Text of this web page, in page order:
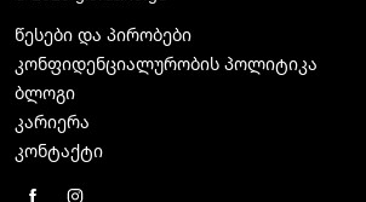
წესები და პირობები
კონფიდენციალურობის პოლიტიკა
ბლოგი
კარიერა
კონტაქტი